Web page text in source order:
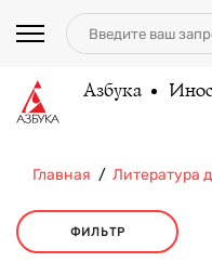
Азбука
Главная Литература
ФИЛЬТР